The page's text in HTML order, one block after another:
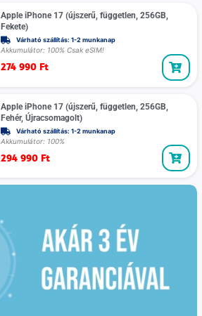
Apple iPhone 17 (újszerű, független, 256GB,
Fekete)
Várható szállítás: 1-2 munkanap
Akkumulátor: 100% Csak eSIM!
274 990 Ft
Apple iPhone 17 (újszerű, független, 256GB,
Fehér, Újracsomagolt)
Várható szállítás: 1-2 munkanap
Akkumulátor: 100%
294 990 Ft